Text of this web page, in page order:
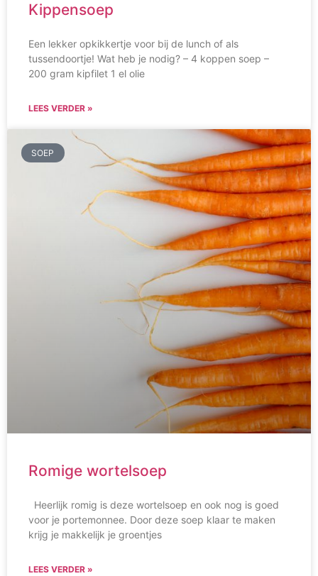
Kippensoep
Een lekker opkikkertje voor bij de lunch of als
tussendoortje! Wat heb je nodig? – 4 koppen soep –
200 gram kipfilet 1 el olie
LEES VERDER »
SOEP
Romige wortelsoep
Heerlijk romig is deze wortelsoep en ook nog is goed
voor je portemonnee. Door deze soep klaar te maken
krijg je makkelijk je groentjes
LEES VERDER »